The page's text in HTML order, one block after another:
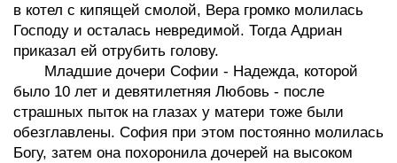
в котел с кипящей смолой, Вера громко молилась
Господу и осталась невредимой. Тогда Адриан
приказал ей отрубить голову.
Младшие дочери Софии - Надежда, которой
было 10 лет и девятилетняя Любовь - после
страшных пыток на глазах у матери тоже были
обезглавлены. София при этом постоянно молилась
Богу, затем она похоронила дочерей на высоком